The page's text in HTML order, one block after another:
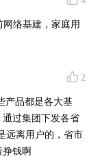
和数据服务支
络基建，家庭用
2
产品都是各大基
过集团下发各省
远离用户的，省市
挣钱啊